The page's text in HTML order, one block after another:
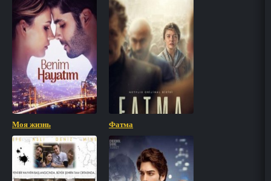
Моя жизнь Фатма